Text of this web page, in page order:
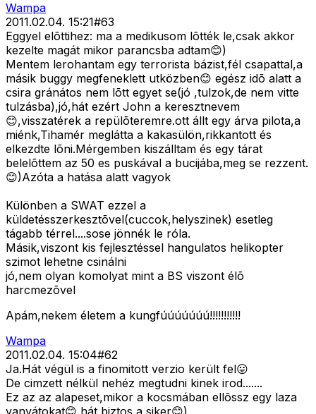
Wampa
2011.02.04. 15:21#63
Eggyel elõttihez: ma a medikusom lõtték le,csak akkor
kezelte magát mikor parancsba adtam😊)
Mentem lerohantam egy terrorista bázist,fél csapattal,a
másik buggy megfeneklett utközben😊 egész idõ alatt a
csira gránátos nem lõtt egyet se(jó ,tulzok,de nem vitte
tulzásba),jó,hát ezért John a keresztnevem
😊,visszatérek a repülõteremre.ott állt egy árva pilota,a
miénk,Tihamér meglátta a kakasülön,rikkantott és
elkezdte lõni.Mérgemben kiszálltam és egy tárat
belelõttem az 50 es puskával a bucijába,meg se rezzent.
😊)Azóta a hatása alatt vagyok
Különben a SWAT ezzel a
küldetésszerkesztõvel(cuccok,helyszinek) esetleg
tágabb térrel....sose jönnék le róla.
Másik,viszont kis fejlesztéssel hangulatos helikopter
szimot lehetne csinálni
jó,nem olyan komolyat mint a BS viszont élõ
harcmezõvel
Apám,nekem életem a kungfúúúúúúú!!!!!!!!!!!
Wampa
2011.02.04. 15:04#62
Ja.Hát végül is a finomitott verzio került fel😛
De cimzett nélkül nehéz megtudni kinek irod.......
Ez az az alapeset,mikor a kocsmában ellõssz egy laza